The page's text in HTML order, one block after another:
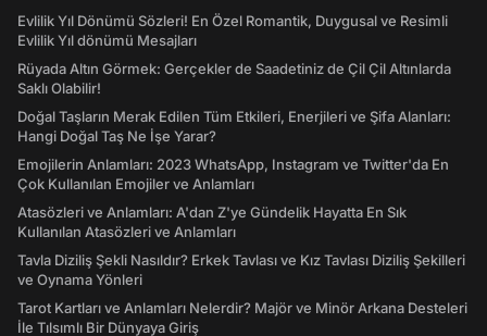
Evlilik Yıl Dönümü Sözleri! En Özel Romantik, Duygusal ve Resimli
Evlilik Yıl dönümü Mesajları
Rüyada Altın Görmek: Gerçekler de Saadetiniz de Çil Çil Altınlarda
Saklı Olabilir!
Doğal Taşların Merak Edilen Tüm Etkileri, Enerjileri ve Şifa Alanları:
Hangi Doğal Taş Ne İşe Yarar?
Emojilerin Anlamları: 2023 WhatsApp, Instagram ve Twitter'da En
Çok Kullanılan Emojiler ve Anlamları
Atasözleri ve Anlamları: A'dan Z'ye Gündelik Hayatta En Sık
Kullanılan Atasözleri ve Anlamları
Tavla Diziliş Şekli Nasıldır? Erkek Tavlası ve Kız Tavlası Diziliş Şekilleri
ve Oynama Yönleri
Tarot Kartları ve Anlamları Nelerdir? Majör ve Minör Arkana Desteleri
İle Tılsımlı Bir Dünyaya Giriş